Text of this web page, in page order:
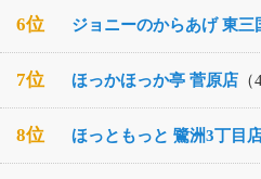
6位 ジョニーのからあげ 東
7位 ほっかほっか亭 菅原店
8位 ほっともっと 鷺洲3丁目